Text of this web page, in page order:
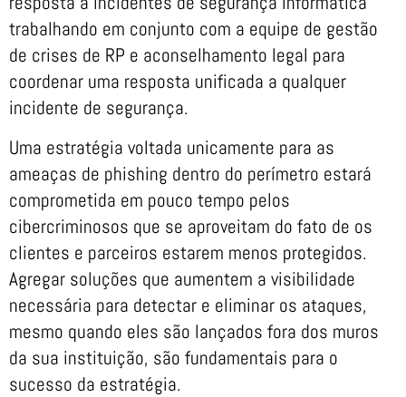
trabalhando em conjunto com a equipe de gestão
de crises de RP e aconselhamento legal para
coordenar uma resposta unificada a qualquer
incidente de segurança.
Uma estratégia voltada unicamente para as
ameaças de phishing dentro do perímetro estará
comprometida em pouco tempo pelos
cibercriminosos que se aproveitam do fato de os
clientes e parceiros estarem menos protegidos.
Agregar soluções que aumentem a visibilidade
necessária para detectar e eliminar os ataques,
mesmo quando eles são lançados fora dos muros
da sua instituição, são fundamentais para o
sucesso da estratégia.